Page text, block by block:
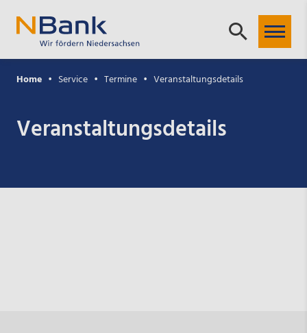
Home Service Termine Veranstaltungsdetails
Veranstaltungsdetails